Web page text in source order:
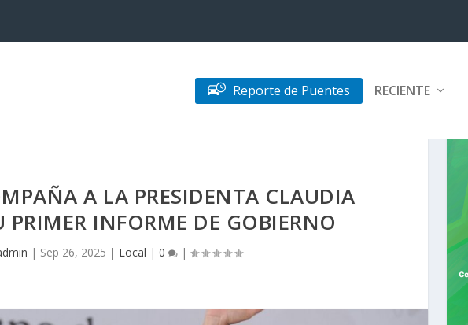
Reporte de Puentes RECIENTE
A LA PRESIDENTA CLAUDIA
INFORME DE GOBIERNO
| Sep 26, 2025 | Local | 0 |